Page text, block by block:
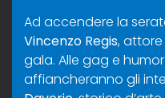
Ad accendere la
Vincenzo Regis,
gala. Alle gag e
affiancheranno gli